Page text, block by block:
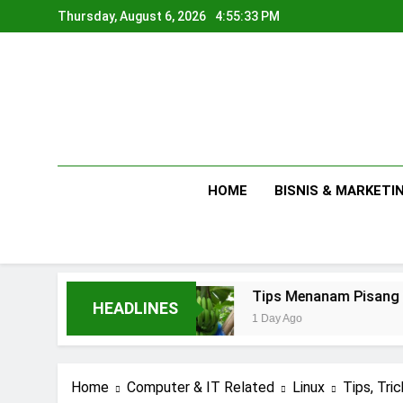
to
Thursday, August 6, 2026 4:55:34 PM
HOME BISNIS &
HEADLINES
Tips Menanam Pisang : Pentingnya
1 Day Ago
Home Computer & IT Related Linux Tips,